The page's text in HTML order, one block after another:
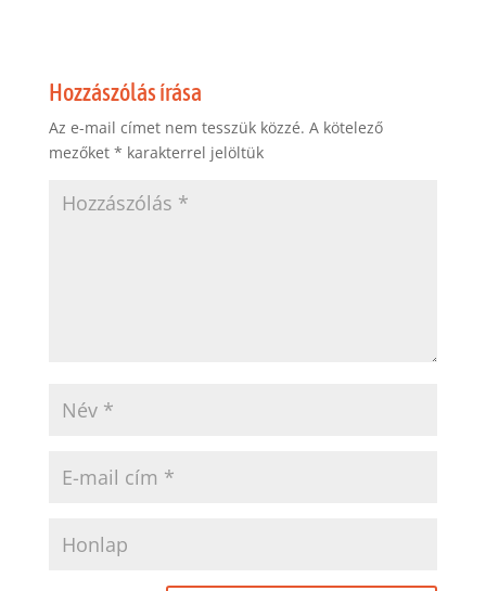
Hozzászólás írása
Az e-mail címet nem tesszük közzé. A kötelező
mezőket * karakterrel jelöltük